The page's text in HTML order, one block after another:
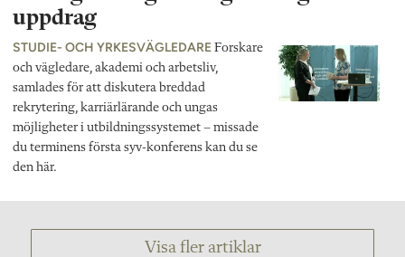
uppdrag
STUDIE- OCH YRKESVÄGLEDARE Forskare
och vägledare, akademi och arbetsliv,
samlades för att diskutera breddad
rekrytering, karriärlärande och ungas
möjligheter i utbildningssystemet – missade
du terminens första syv-konferens kan du se
den här.
Visa fler artiklar